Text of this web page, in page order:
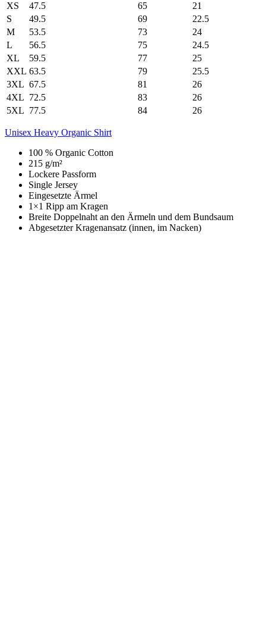
XS
47.5 65
21
S
49.5 69
22.5
M
53.5 73
24
L
56.5 75
24.5
XL
59.5 77
25
XXL 63.5 79
25.5
3XL 67.5 81
26
4XL 72.5 83
26
5XL 77.5 84 26
Unisex Heavy Organic Shirt
100 % Organic Cotton
215 g/m²
Lockere Passform
Single Jersey
Eingesetzte Ärmel
1×1 Ripp am Kragen
Breite Doppelnaht an den Ärmeln und dem Bundsaum
Abgesetzter Kragenansatz (innen, im Nacken)